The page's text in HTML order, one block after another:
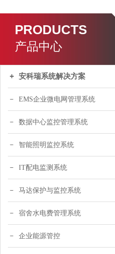
PRODUCTS
产品中心
安科瑞系统解决方案
EMS企业微电网管理系统
数据中心监控管理系统
智能照明监控系统
IT配电监测系统
马达保护与监控系统
宿舍水电费管理系统
企业能源管控